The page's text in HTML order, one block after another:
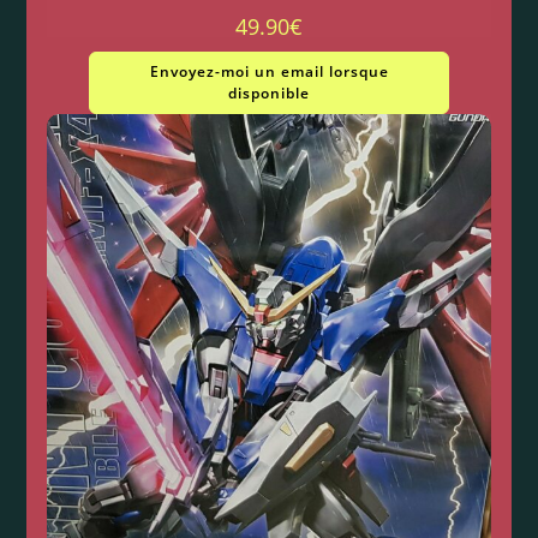
49.90€
Envoyez-moi un email lorsque
disponible